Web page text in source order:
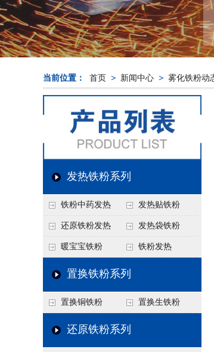
当前位置： 首页 > 新闻中心 > 雾化铁粉动
发热铁粉系列
铁粉中药发热 发热贴铁粉
还原铁粉发热 发热袋铁粉
暖宝宝铁粉 铁粉发热
置换铁粉系列
置换铜铁粉 置换生铁粉
还原铁粉系列